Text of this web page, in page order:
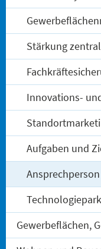
Stärkung
Innovations-
Aufgaben und
Ansprechperson
Technologiepark
Gewerbeflächen,